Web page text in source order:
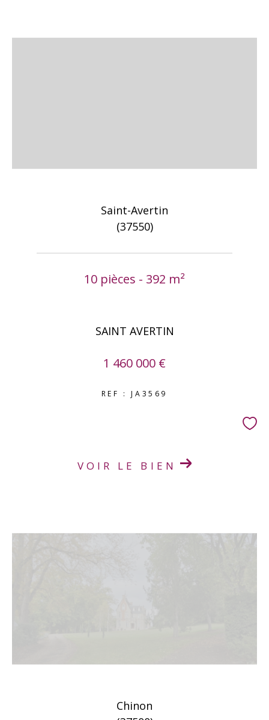
Saint-Avertin
(37550)
10 pièces - 392 m²
SAINT AVERTIN
1 460 000 €
REF : JA3569
VOIR LE BIEN
Chinon